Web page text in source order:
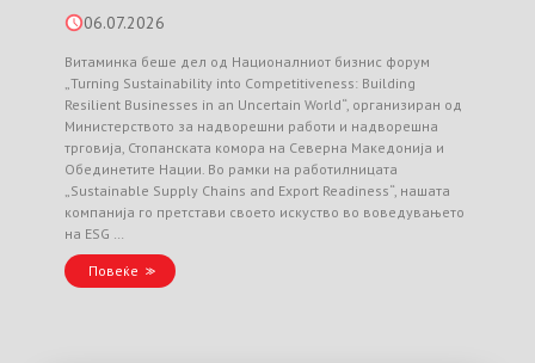
06.07.2026
Витаминка беше дел од Националниот бизнис форум
„Turning Sustainability into Competitiveness: Building
Resilient Businesses in an Uncertain World“, организиран од
Министерството за надворешни работи и надворешна
трговија, Стопанската комора на Северна Македонија и
Обединетите Нации. Во рамки на работилницата
„Sustainable Supply Chains and Export Readiness“, нашата
компанија го претстави своето искуство во воведувањето
на ESG …
Повеќе